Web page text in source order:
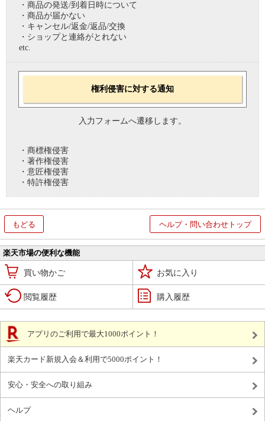
・商品の発送/到着日時について
・商品が届かない
・キャンセル/返金/返品/交換
・ショップと連絡がとれない
etc.
権利侵害に対する通知
入力フォームへ遷移します。
・商標権侵害
・著作権侵害
・意匠権侵害
・特許権侵害
もどる ヘルプ・問い合わせトップ
楽天市場の便利な機能
買い物かご お気に入り
閲覧履歴 購入履歴
アプリのご利用で最大1000ポイント！
楽天カード新規入会＆利用で5000ポイント！
安心・安全への取り組み
ヘルプ